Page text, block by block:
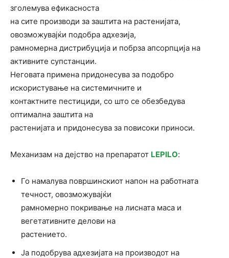
зголемува ефикасноста
на сите производи за заштита на растенијата,
овозможувајќи подобра адхезија,
рамномерна дистрибуција и побрза апсорпција на
активните супстанции.
Неговата примена придонесува за подобро
искористување на системичните и
контактните пестициди, со што се обезбедува
оптимална заштита на
растенијата и придонесува за повисоки приноси.
Механизам на дејство на препаратот LEPILO:
Го намалува површинскиот напон на работната
течност, овозможувајќи
рамномерно покривање на лисната маса и
вегетативните делови на
растението.
Ја подобрува адхезијата на производот на